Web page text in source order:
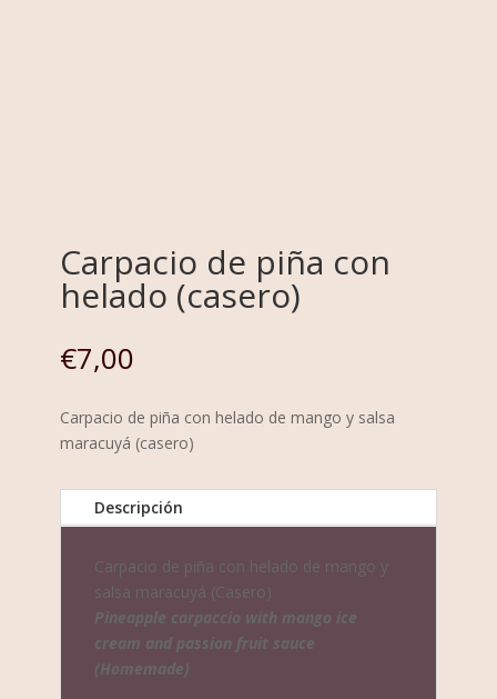
Carpacio de piña con
helado (casero)
€7,00
Carpacio de piña con helado de mango y salsa
maracuyá (casero)
Descripción
Carpacio de piña con helado de mango y
salsa maracuyá (Casero)
Pineapple carpaccio with mango ice
cream and passion fruit sauce
(Homemade)